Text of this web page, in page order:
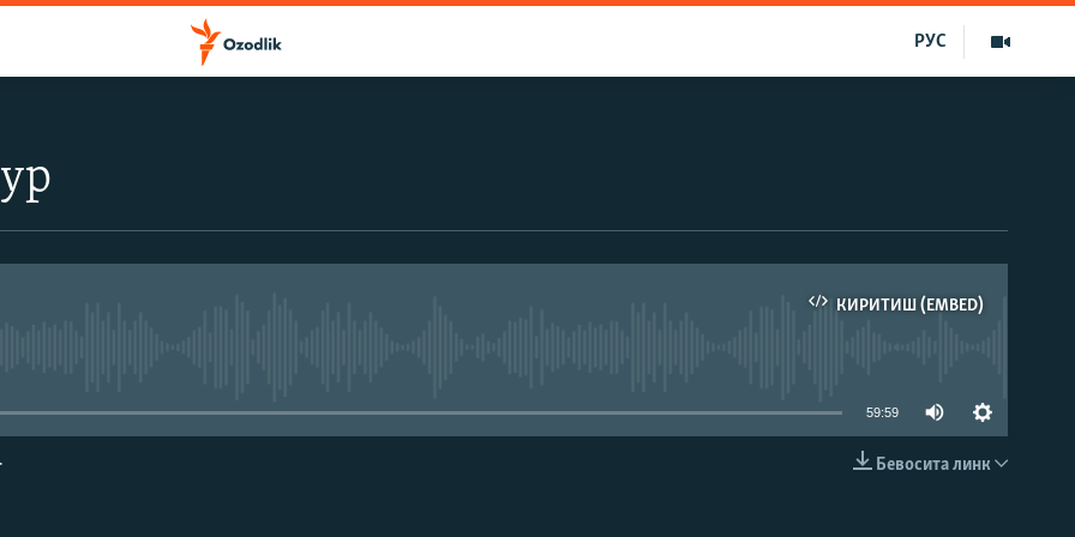
РУС
КИРИТИШ (EMBED)
59:59
Бевосита линк